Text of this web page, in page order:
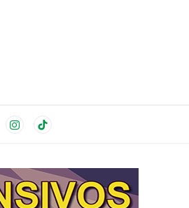
InstagramTikTok